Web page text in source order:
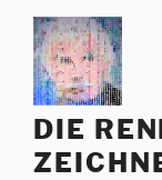
Zum
Inhalt
springen
DIE